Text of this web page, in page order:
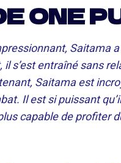
ONE
Saitama
il s’est entraîné sans
Saitama est
Il est si puissant
capable de profiter